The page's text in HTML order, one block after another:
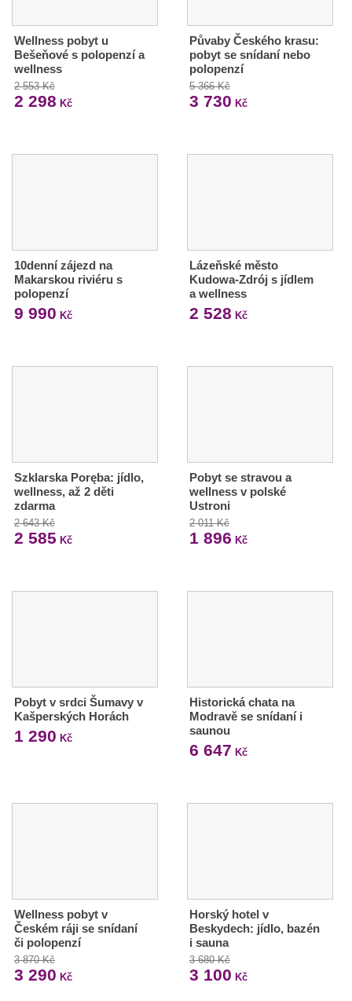
Wellness pobyt u
Bešeňové s polopenzí a
wellness
2 553 Kč
2 298 Kč
Půvaby Českého krasu:
pobyt se snídaní nebo
polopenzí
5 366 Kč
3 730 Kč
10denní zájezd na
Makarskou riviéru s
polopenzí
9 990 Kč
Lázeňské město
Kudowa-Zdrój s jídlem
a wellness
2 528 Kč
Szklarska Poręba: jídlo,
wellness, až 2 děti
zdarma
2 643 Kč
2 585 Kč
Pobyt se stravou a
wellness v polské
Ustroni
2 011 Kč
1 896 Kč
Pobyt v srdci Šumavy v
Kašperských Horách
1 290 Kč
Historická chata na
Modravě se snídaní i
saunou
6 647 Kč
Wellness pobyt v
Českém ráji se snídaní
či polopenzí
3 870 Kč
3 290 Kč
Horský hotel v
Beskydech: jídlo, bazén
i sauna
3 680 Kč
3 100 Kč